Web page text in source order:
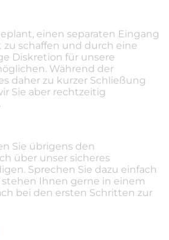
einen separaten Eingang
schaffen und durch eine
Diskretion für unsere
Während der
daher zu kurzer Schließung
Sie aber rechtzeitig
Sie übrigens den
über unser sicheres
Sprechen Sie dazu einfach
stehen Ihnen gerne in einem
bei den ersten Schritten zur